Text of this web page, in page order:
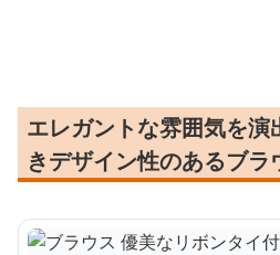
エレガントな雰囲気を
きデザイン性のあるブラ